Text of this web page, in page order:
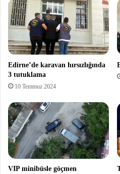
Edirne’de karavan hırsızlığında
3 tutuklama
10 Temmuz 2024
VIP minibüsle göçmen